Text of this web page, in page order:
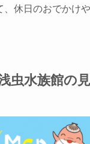
休日のおでかけ
虫水族館の